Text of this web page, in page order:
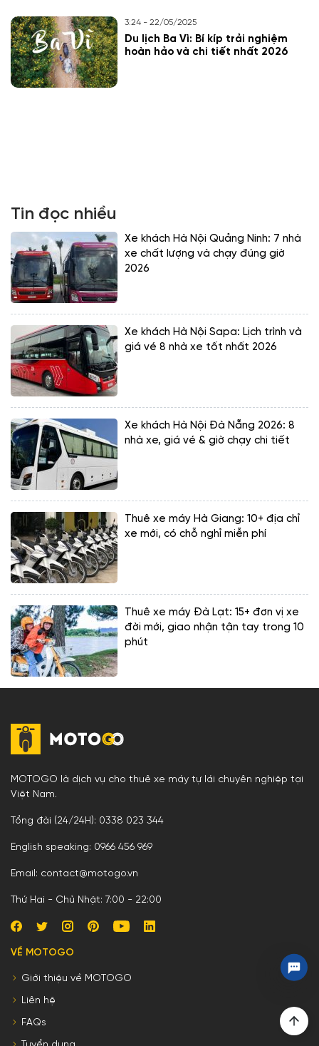
Tin đọc nhiều
Xe khách Hà Nội Quảng Ninh: 7 nhà
xe chất lượng và chạy đúng giờ
2026
Xe khách Hà Nội Sapa: Lịch trình và
giá vé 8 nhà xe tốt nhất 2026
Xe khách Hà Nội Đà Nẵng 2026: 8
nhà xe, giá vé & giờ chạy chi tiết
Thuê xe máy Hà Giang: 10+ địa chỉ
xe mới, có chỗ nghỉ miễn phí
Thuê xe máy Đà Lạt: 15+ đơn vị xe
đời mới, giao nhận tận tay trong 10
phút
3:24 - 22/05/2025
Du lịch Ba Vì: Bí kíp trải nghiệm
hoàn hảo và chi tiết nhất 2026
MOTOGO là dịch vụ cho thuê xe máy tự lái chuyên nghiệp tại
Việt Nam.
Tổng đài (24/24H): 0338 023 344
English speaking: 0966 456 969
Email: contact@motogo.vn
Thứ Hai - Chủ Nhật: 7:00 - 22:00
VỀ MOTOGO
Giới thiệu về MOTOGO
Liên hệ
FAQs